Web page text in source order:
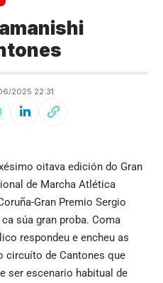
2025 22:31
oitava edición do Gran
de Marcha Atlética
Gran Premio Sergio
súa gran proba. Coma
respondeu e encheu as
circuíto de Cantones que
ser escenario habitual de